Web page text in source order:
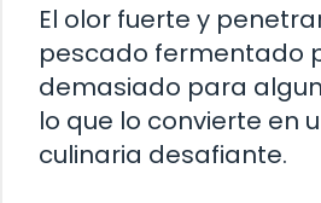
El olor fuerte y
pescado fermentado
demasiado para
lo que lo convierte en
culinaria desafiante.